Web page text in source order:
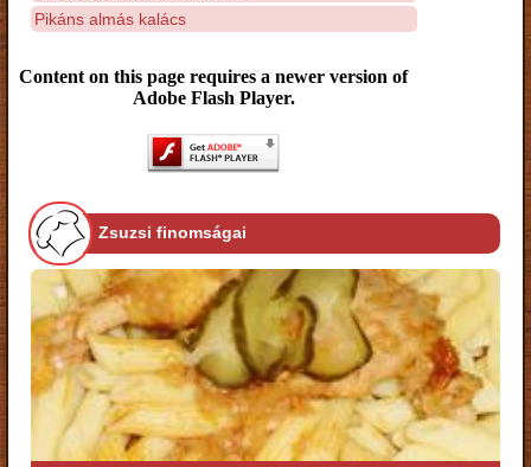
Pikáns almás kalács
Content on this page requires a newer version of
Adobe Flash Player.
Zsuzsi finomságai